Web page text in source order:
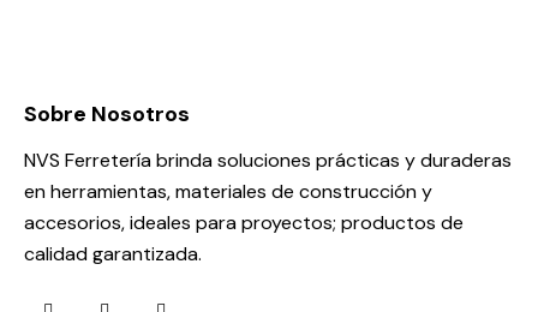
Sobre Nosotros
NVS Ferretería brinda soluciones prácticas y duraderas
en herramientas, materiales de construcción y
accesorios, ideales para proyectos; productos de
calidad garantizada.